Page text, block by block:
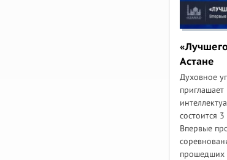
Астане
Духовное
приглашает
состоится
Впервые
прошедших